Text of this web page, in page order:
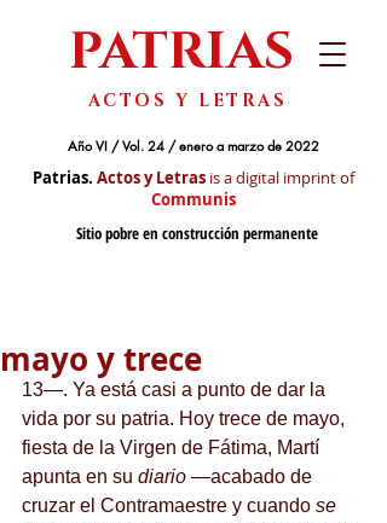
PATRIAS
Sitio pobre en construcción permanente
ACTOS Y LETRAS
Año VI / Vol. 24 / enero a marzo de 2022
Patrias. Actos y Letras is a digital imprint of
Communis
mayo y trece
13—. Ya está casi a punto de dar la
vida por su patria. Hoy trece de mayo,
fiesta de la Virgen de Fátima, Martí
apunta en su diario —acabado de
cruzar el Contramaestre y cuando se